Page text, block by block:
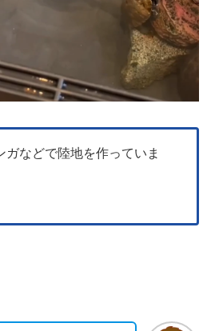
ガなどで陸地を作っていま